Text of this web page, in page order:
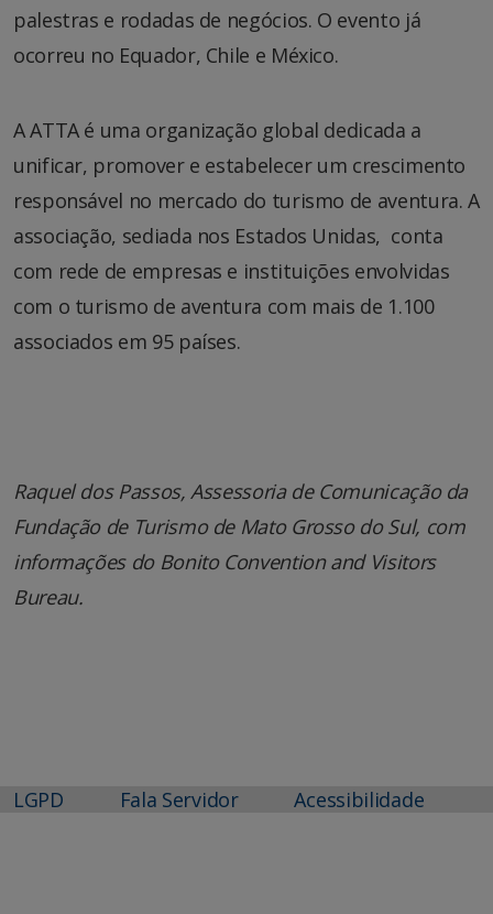
palestras e rodadas de negócios. O evento já
ocorreu no Equador, Chile e México.
A ATTA é uma organização global dedicada a
unificar, promover e estabelecer um crescimento
responsável no mercado do turismo de aventura. A
associação, sediada nos Estados Unidas, conta
com rede de empresas e instituições envolvidas
com o turismo de aventura com mais de 1.100
associados em 95 países.
Raquel dos Passos, Assessoria de Comunicação da
Fundação de Turismo de Mato Grosso do Sul, com
informações do Bonito Convention and Visitors
Bureau.
LGPD Fala Servidor Acessibilidade